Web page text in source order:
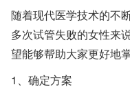
随着现代医学技术的不
多次试管失败的女性来
望能够帮助大家更好地
1、确定方案